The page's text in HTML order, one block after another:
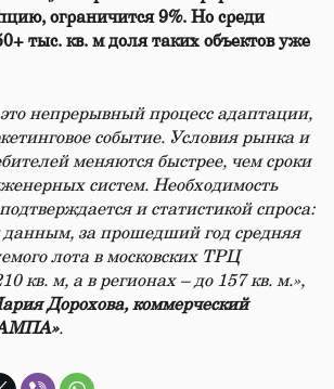
ограничится 9%. Но среди
тыс. кв. м доля таких объектов уже
непрерывный процесс адаптации,
событие. Условия рынка и
меняются быстрее, чем сроки
систем. Необходимость
и статистикой спроса:
за прошедший год средняя
лота в московских ТРЦ
кв. м, а в регионах – до 157 кв. м.»,
Дорохова, коммерческий
.